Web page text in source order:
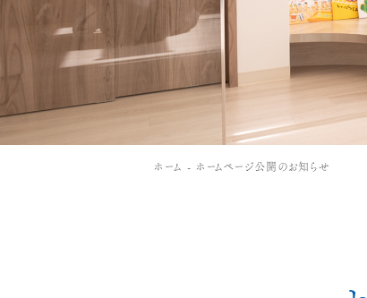
ホーム ホームページ公開のお知らせ